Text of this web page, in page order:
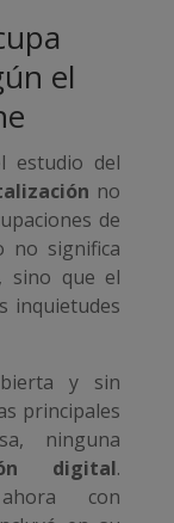
el
estudio del
no
de
no significa
sino que el
inquietudes
y sin
principales
ninguna
digital.
con